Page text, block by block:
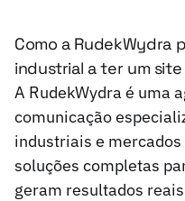
Como a RudekWydra
industrial a ter um
A RudekWydra é uma
comunicação
industriais e
soluções completas
geram resultados